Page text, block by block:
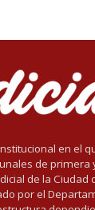
en el
de primera
de la Ciudad
por el